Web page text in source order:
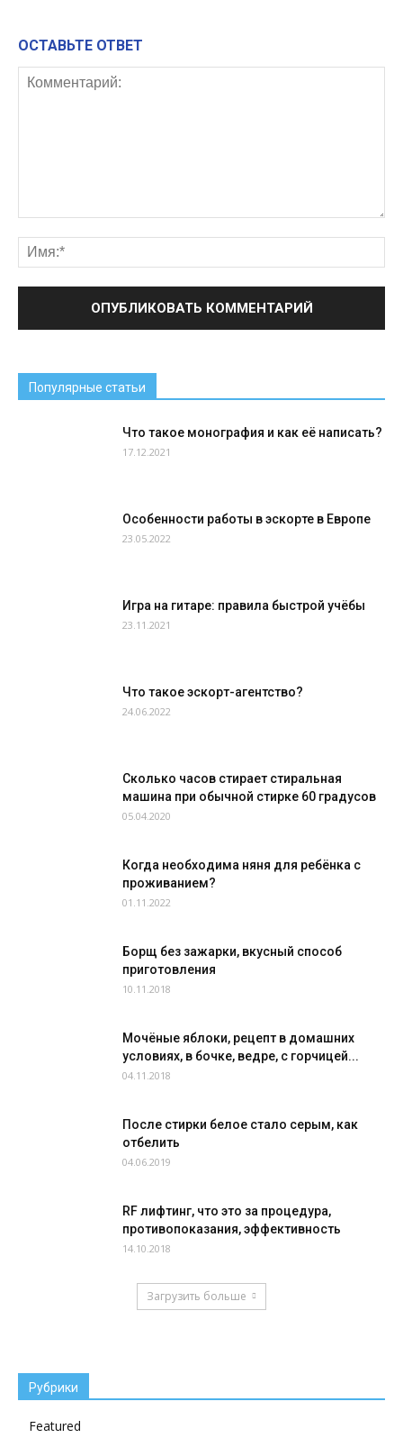
ОСТАВЬТЕ ОТВЕТ
Популярные статьи
Что такое монография и как её написать?
17.12.2021
Особенности работы в эскорте в Европе
23.05.2022
Игра на гитаре: правила быстрой учёбы
23.11.2021
Что такое эскорт-агентство?
24.06.2022
Сколько часов стирает стиральная
машина при обычной стирке 60 градусов
05.04.2020
Когда необходима няня для ребёнка с
проживанием?
01.11.2022
Борщ без зажарки, вкусный способ
приготовления
10.11.2018
Мочёные яблоки, рецепт в домашних
условиях, в бочке, ведре, с горчицей...
04.11.2018
После стирки белое стало серым, как
отбелить
04.06.2019
RF лифтинг, что это за процедура,
противопоказания, эффективность
14.10.2018
Загрузить больше
Рубрики
Featured